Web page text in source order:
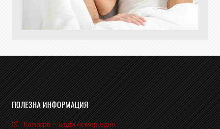
ПОЛЕЗНА ИНФОРМАЦИЯ
Камагра – Бъди номер едно